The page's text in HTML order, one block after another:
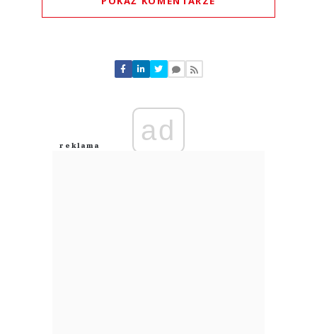
Nie znaleziono komentarzy
Zostaw swoje komentarze
Anuluj
ad